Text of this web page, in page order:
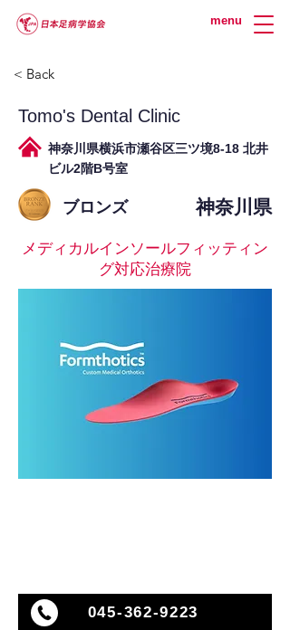
menu
< Back
Tomo's Dental Clinic
神奈川県横浜市瀬谷区三ツ境8-18 北井
ビル2階B号室
ブロンズ 神奈川県
メディカルインソールフィッティン
グ対応治療院
045-362-9223